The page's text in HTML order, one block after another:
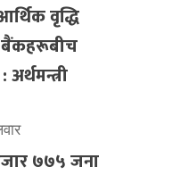
वृद्धि
बैंकहरूबीच
७७५ जना